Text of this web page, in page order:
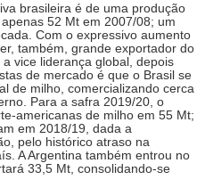
brasileira é de uma produção
52 Mt em 2007/08; um
Com o expressivo aumento
também, grande exportador do
vice liderança global, depois
de mercado é que o Brasil se
de milho, comercializando cerca
Para a safra 2019/20, o
americanas de milho em 55 Mt;
em 2018/19, dada a
pelo histórico atraso na
A Argentina também entrou no
33,5 Mt, consolidando-se